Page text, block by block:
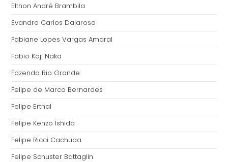
Elthon André Brambila
Evandro Carlos Dalarosa
Fabiane Lopes Vargas Amaral
Fabio Koji Naka
Fazenda Rio Grande
Felipe de Marco Bernardes
Felipe Erthal
Felipe Kenzo Ishida
Felipe Ricci Cachuba
Felipe Schuster Battaglin